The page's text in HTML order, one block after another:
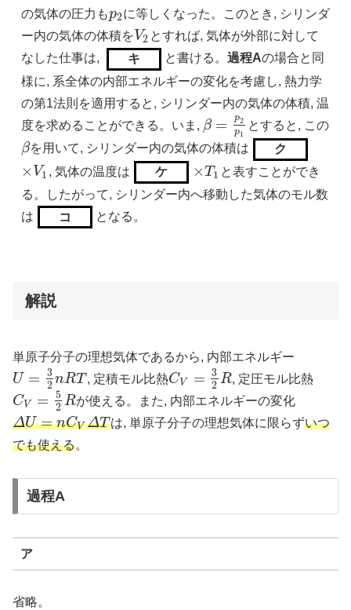
の気体の圧力もp2
p2に等しくなった。このとき, シリンダ
ー内の気体の体積を V2
V2 とすれば, 気体が外部に対して
なした仕事は,
キ と書ける。過程Aの場合と同
様に, 系全体の内部エネルギーの変化を考慮し, 熱力学
の第1法則を適用すると, シリンダー内の気体の体積, 温
度を求めることができる。いま, β = p2
p1
β=p2 p1 とすると, この
β
βを用いて, シリンダー内の気体の体積は ク
× V1
×V1 , 気体の温度は ケ ×T1
×T1 と表すことができ
る。したがって, シリンダー内へ移動した気体のモル数
は
コ となる。
解説
単原子分子の理想気体であるから, 内部エネルギー
U =
3
2 nRT
U= 32 nRT , 定積モル比熱CV = 3
2 R
CV= 32 R , 定圧モル比熱
CV =
5
2 R
CV= 52 R が使える。また, 内部エネルギーの変化
ΔU = nCV ΔT
ΔU=nCVΔT は, 単原子分子の理想気体に限らずいつ
でも使える。
過程A
ア
省略。